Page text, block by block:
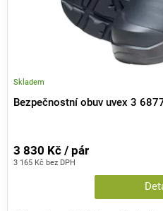
Bezpečnostní obuv uvex 3
Skladem
3 165 Kč bez DPH
3 830 Kč / pár